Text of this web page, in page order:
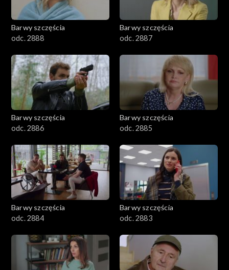
1001–1100
901–1000
801–900
782–800
Barwy szczęścia
odc. 2888
Barwy szczęścia
odc. 2887
Barwy szczęścia
odc. 2886
Barwy szczęścia
odc. 2885
Barwy szczęścia
odc. 2884
Barwy szczęścia
odc. 2883